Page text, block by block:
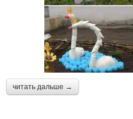
читать дальше →